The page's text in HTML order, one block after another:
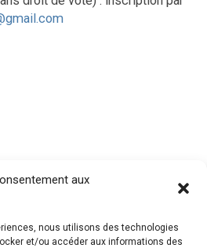
aux
nous utilisons des technologies
et/ou accéder aux informations des